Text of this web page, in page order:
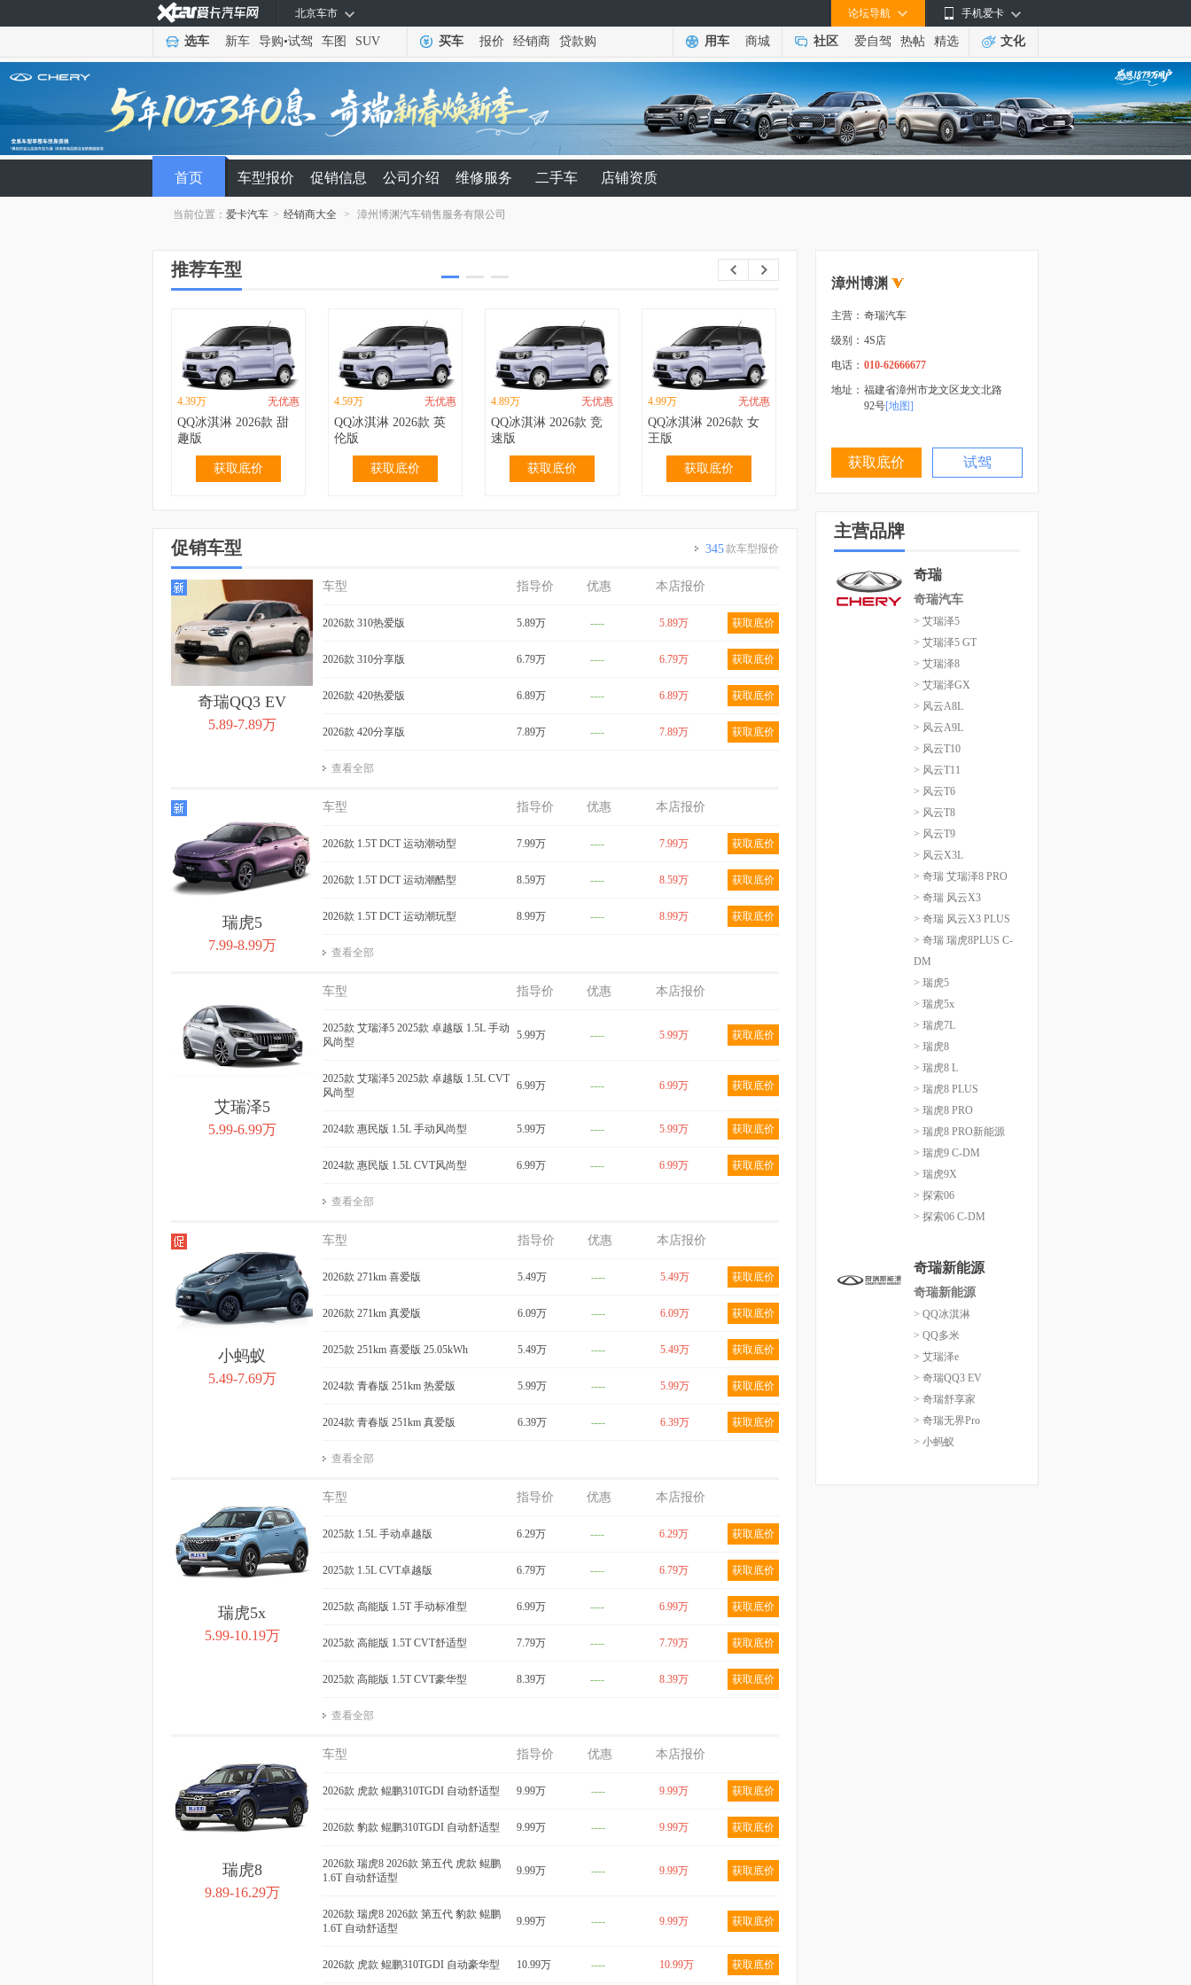
手机爱卡
论坛导航
北京车市
选车 新车 导购•试驾 车图 SUV 买车 报价 经销商 贷款购 用车 商城 社区 爱自驾 热帖 精选 文化
首页 车型报价 促销信息 公司介绍 维修服务 二手车 店铺资质
当前位置： 爱卡汽车 > 经销商大全 > 漳州博渊汽车销售服务有限公司
推荐车型
4.39万 无优惠
QQ冰淇淋 2026款 甜
趣版
获取底价
4.59万 无优惠
QQ冰淇淋 2026款 英
伦版
获取底价
4.89万 无优惠
QQ冰淇淋 2026款 竞
速版
获取底价
4.99万 无优惠
QQ冰淇淋 2026款 女
王版
获取底价
2.99万
QQ冰淇淋 2024款 青
春版 120km 奶昔
获取底价
3.19万
春版 120km 香草
获取底价
3.69万 无优惠
205km 圣代版
获取底价
3.69万
QQ冰淇淋 2024款
155km 圣代版
获取底价
QQ冰淇淋 2024款 青
春版 205km 奶昔
获取底价
4.39万
QQ冰淇淋 2024款
205km 元气版
获取底价
QQ冰淇淋 2024款
205km 元气版
获取底价
QQ冰淇淋 2024款 青
春版 205km 圣代
获取底价
促销车型 345款车型报价
奇瑞QQ3 EV
5.89-7.89万
车型 指导价 优惠 本店报价
2026款 310热爱版 5.89万 ---- 5.89万 获取底价
2026款 310分享版 6.79万 ---- 6.79万 获取底价
2026款 420热爱版 6.89万 ---- 6.89万 获取底价
2026款 420分享版 7.89万 ---- 7.89万 获取底价
查看全部
瑞虎5
7.99-8.99万
车型 指导价 优惠 本店报价
2026款 1.5T DCT 运动潮动型 7.99万 ---- 7.99万 获取底价
2026款 1.5T DCT 运动潮酷型 8.59万 ---- 8.59万 获取底价
2026款 1.5T DCT 运动潮玩型 8.99万 ---- 8.99万 获取底价
查看全部
艾瑞泽5
5.99-6.99万
车型 指导价 优惠 本店报价
2025款 艾瑞泽5 2025款 卓越版 1.5L 手动
风尚型
5.99万 ---- 5.99万 获取底价
2025款 艾瑞泽5 2025款 卓越版 1.5L CVT
风尚型
6.99万 ---- 6.99万 获取底价
2024款 惠民版 1.5L 手动风尚型 5.99万 ---- 5.99万 获取底价
2024款 惠民版 1.5L CVT风尚型 6.99万 ---- 6.99万 获取底价
查看全部
小蚂蚁
5.49-7.69万
车型 指导价 优惠 本店报价
2026款 271km 喜爱版 5.49万 ---- 5.49万 获取底价
2026款 271km 真爱版 6.09万 ---- 6.09万 获取底价
2025款 251km 喜爱版 25.05kWh 5.49万 ---- 5.49万 获取底价
2024款 青春版 251km 热爱版 5.99万 ---- 5.99万 获取底价
2024款 青春版 251km 真爱版 6.39万 ---- 6.39万 获取底价
查看全部
瑞虎5x
5.99-10.19万
车型 指导价 优惠 本店报价
2025款 1.5L 手动卓越版 6.29万 ---- 6.29万 获取底价
2025款 1.5L CVT卓越版 6.79万 ---- 6.79万 获取底价
2025款 高能版 1.5T 手动标准型 6.99万 ---- 6.99万 获取底价
2025款 高能版 1.5T CVT舒适型 7.79万 ---- 7.79万 获取底价
2025款 高能版 1.5T CVT豪华型 8.39万 ---- 8.39万 获取底价
查看全部
瑞虎8
9.89-16.29万
车型 指导价 优惠 本店报价
2026款 虎款 鲲鹏310TGDI 自动舒适型 9.99万 ---- 9.99万 获取底价
2026款 豹款 鲲鹏310TGDI 自动舒适型 9.99万 ---- 9.99万 获取底价
2026款 瑞虎8 2026款 第五代 虎款 鲲鹏
1.6T 自动舒适型
9.99万 ---- 9.99万 获取底价
2026款 瑞虎8 2026款 第五代 豹款 鲲鹏
1.6T 自动舒适型
9.99万 ---- 9.99万 获取底价
2026款 虎款 鲲鹏310TGDI 自动豪华型 10.99万 ---- 10.99万 获取底价
漳州博渊
主营： 奇瑞汽车
级别： 4S店
电话： 010-62666677
地址： 福建省漳州市龙文区龙文北路
92号[地图]
获取底价 试驾
主营品牌
奇瑞
奇瑞汽车
> 艾瑞泽5
> 艾瑞泽5 GT
> 艾瑞泽8
> 艾瑞泽GX
> 风云A8L
> 风云A9L
> 风云T10
> 风云T11
> 风云T6
> 风云T8
> 风云T9
> 风云X3L
> 奇瑞 艾瑞泽8 PRO
> 奇瑞 风云X3
> 奇瑞 风云X3 PLUS
> 奇瑞 瑞虎8PLUS C-
DM
> 瑞虎5
> 瑞虎5x
> 瑞虎7L
> 瑞虎8
> 瑞虎8 L
> 瑞虎8 PLUS
> 瑞虎8 PRO
> 瑞虎8 PRO新能源
> 瑞虎9 C-DM
> 瑞虎9X
> 探索06
> 探索06 C-DM
奇瑞新能源
奇瑞新能源
> QQ冰淇淋
> QQ多米
> 艾瑞泽e
> 奇瑞QQ3 EV
> 奇瑞舒享家
> 奇瑞无界Pro
> 小蚂蚁